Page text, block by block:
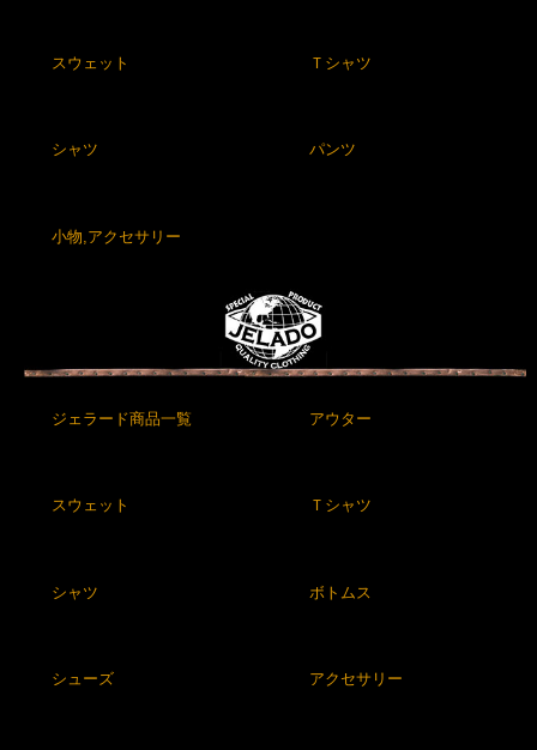
スウェット Ｔシャツ
シャツ パンツ
小物,アクセサリー
ジェラード商品一覧 アウター
スウェット Ｔシャツ
シャツ ボトムス
シューズ アクセサリー